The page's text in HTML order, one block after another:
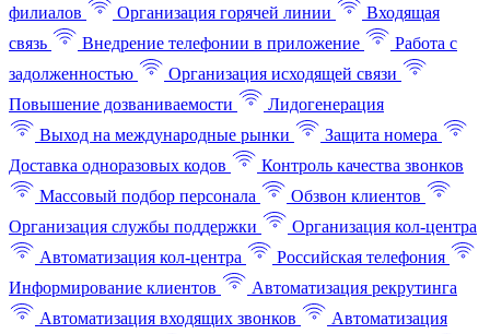
филиалов
Организация горячей линии
Входящая
связь
Внедрение телефонии в приложение
Работа с
задолженностью
Организация исходящей связи
Повышение дозваниваемости
Лидогенерация
Выход на международные рынки
Защита номера
Доставка одноразовых кодов
Контроль качества звонков
Массовый подбор персонала
Обзвон клиентов
Организация службы поддержки
Организация кол-центра
Автоматизация кол-центра
Российская телефония
Информирование клиентов
Автоматизация рекрутинга
Автоматизация входящих звонков
Автоматизация